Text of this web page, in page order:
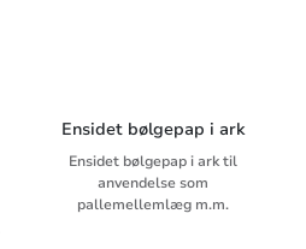
Ensidet bølgepap i ark
Ensidet bølgepap i ark til
anvendelse som
pallemellemlæg m.m.